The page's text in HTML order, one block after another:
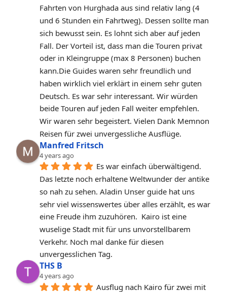
Fahrten von Hurghada aus sind relativ lang (4
und 6 Stunden ein Fahrtweg). Dessen sollte man
sich bewusst sein. Es lohnt sich aber auf jeden
Fall. Der Vorteil ist, dass man die Touren privat
oder in Kleingruppe (max 8 Personen) buchen
kann.Die Guides waren sehr freundlich und
haben wirklich viel erklärt in einem sehr guten
Deutsch. Es war sehr interessant. Wir würden
beide Touren auf jeden Fall weiter empfehlen.
Wir waren sehr begeistert. Vielen Dank Memnon
Reisen für zwei unvergessliche Ausflüge.
Manfred Fritsch
4 years ago
Es war einfach überwältigend.
Das letzte noch erhaltene Weltwunder der antike
so nah zu sehen. Aladin Unser guide hat uns
sehr viel wissenswertes über alles erzählt, es war
eine Freude ihm zuzuhören.  Kairo ist eine
wuselige Stadt mit für uns unvorstellbarem
Verkehr. Noch mal danke für diesen
unvergesslichen Tag.
THS B
4 years ago
Ausflug nach Kairo für zwei mit